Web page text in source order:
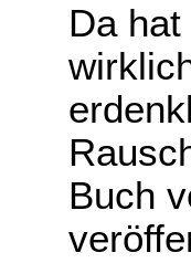
Da
Buch